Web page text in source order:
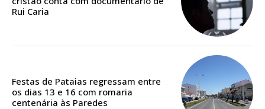
Acesso aos conteúdos Exclusivos para
Escolha o plano
Rui Caria
Festas de Pataias regressam entre
os dias 13 e 16 com romaria
centenária às Paredes